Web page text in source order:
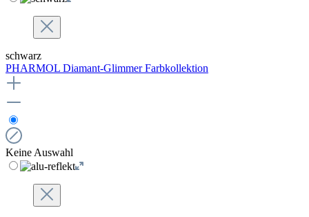
schwarz
PHARMOL Diamant-Glimmer Farbkollektion
Keine Auswahl